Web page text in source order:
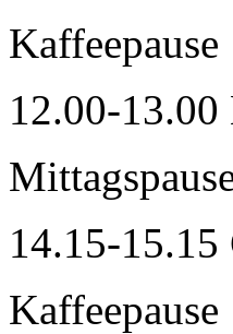
Kaffeepause
12.00-13.00
14.15-
Kaffeepause